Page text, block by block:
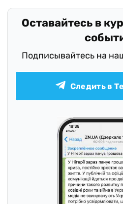
Оставайтесь в
Подписывайтесь на
Следить в